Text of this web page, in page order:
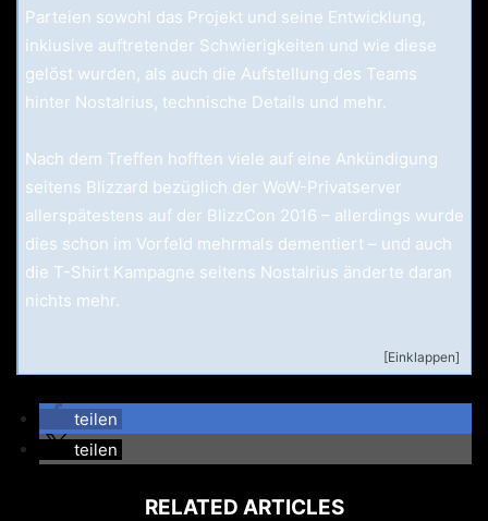
Parteien sowohl das Projekt und seine Entwicklung,
inklusive auftretender Schwierigkeiten und wie diese
gelöst wurden, als auch die Aufstellung des Teams
hinter Nostalrius, technische Details und mehr.
Nach dem Treffen hofften viele auf eine Ankündigung
seitens Blizzard bezüglich der WoW-Privatserver
allerspätestens auf der BlizzCon 2016 – allerdings wurde
dies schon im Vorfeld mehrmals dementiert – und auch
die T-Shirt Kampagne seitens Nostalrius änderte daran
nichts mehr.
[Einklappen]
teilen
teilen
RELATED ARTICLES